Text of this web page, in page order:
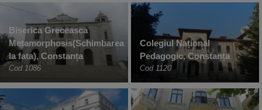
Biserica Greceasca
Metamorphosis(Schimbarea
la fata), Constanța
Cod 1086
Colegiul Național
Pedagogic, Constanța
Cod 1120